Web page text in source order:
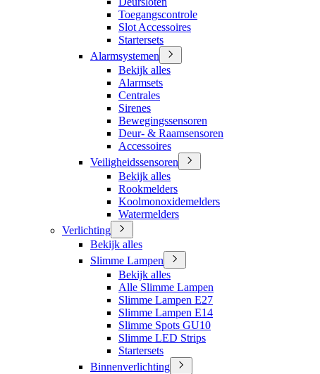
Toegangscontrole
Slot Accessoires
Startersets
Alarmsystemen
Bekijk alles
Alarmsets
Centrales
Sirenes
Bewegingssensoren
Deur- & Raamsensoren
Accessoires
Veiligheidssensoren
Bekijk alles
Rookmelders
Koolmonoxidemelders
Watermelders
Verlichting
Bekijk alles
Slimme Lampen
Bekijk alles
Alle Slimme Lampen
Slimme Lampen E27
Slimme Lampen E14
Slimme Spots GU10
Slimme LED Strips
Startersets
Binnenverlichting